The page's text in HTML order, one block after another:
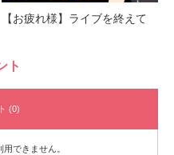
【お疲れ様】ライブを終えて
ト
(0)
用できません。